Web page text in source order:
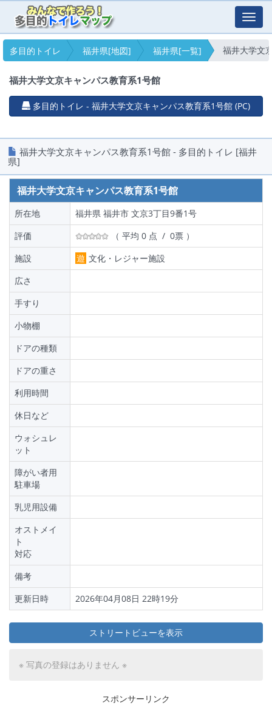
多目的トイレ
福井県[地図] 福井県[一覧] 福井大学文
福井大学文京キャンパス教育系1号館
多目的トイレ - 福井大学文京キャンパス教育系1号館 (PC)
福井大学文京キャンパス教育系1号館 - 多目的トイレ [福井
県]
福井大学文京キャンパス教育系1号館
所在地
福井県 福井市 文京3丁目9番1号
評価
（ 平均 0 点 / 0票 ）
施設
遊 文化・レジャー施設
広さ
手すり
小物棚
ドアの種類
ドアの重さ
利用時間
休日など
ウォシュレ
ット
障がい者用
駐車場
乳児用設備
オストメイ
ト
対応
備考
更新日時
2026年04月08日 22時19分
ストリートビューを表示
※ 写真の登録はありません ※
スポンサーリンク